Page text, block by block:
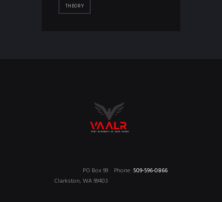
THEORY
Phone: 509-596-0866
PO Box 99
Clarkston, WA 99403